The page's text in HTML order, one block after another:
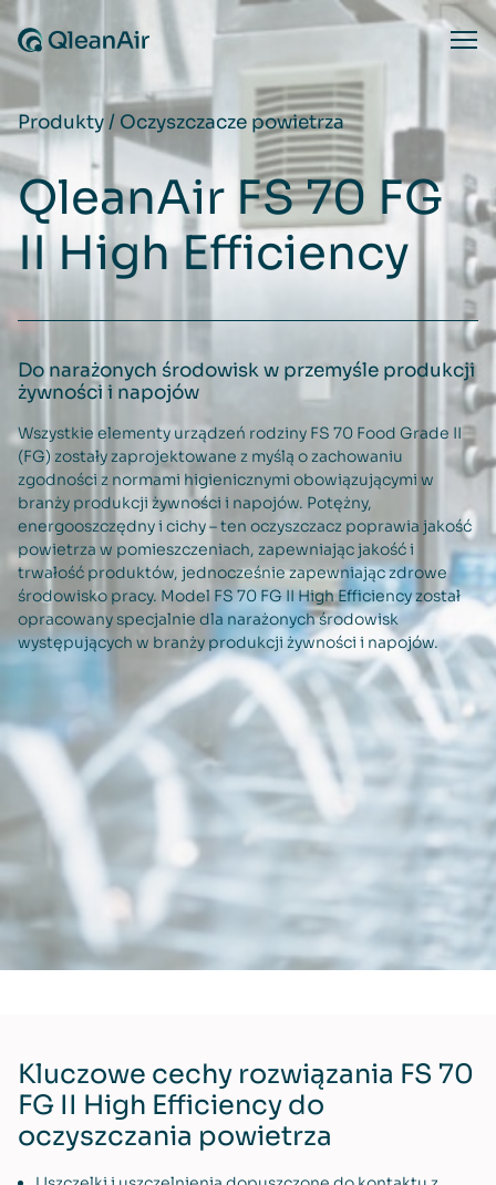
Produkty/ Oczyszczacze powietrza
QleanAir FS 70 FG
II High Efficiency
Do narażonych środowisk w przemyśle produkcji
żywności i napojów
Wszystkie elementy urządzeń rodziny FS 70 Food Grade II
(FG) zostały zaprojektowane z myślą o zachowaniu
zgodności z normami higienicznymi obowiązującymi w
branży produkcji żywności i napojów. Potężny,
energooszczędny i cichy – ten oczyszczacz poprawia jakość
powietrza w pomieszczeniach, zapewniając jakość i
trwałość produktów, jednocześnie zapewniając zdrowe
środowisko pracy. Model FS 70 FG II High Efficiency został
opracowany specjalnie dla narażonych środowisk
występujących w branży produkcji żywności i napojów.
Kluczowe cechy rozwiązania FS 70
FG II High Efficiency do
oczyszczania powietrza